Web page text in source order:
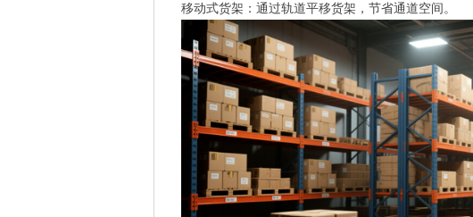
移动式货架：通过轨道平移货架，节省通道空间。